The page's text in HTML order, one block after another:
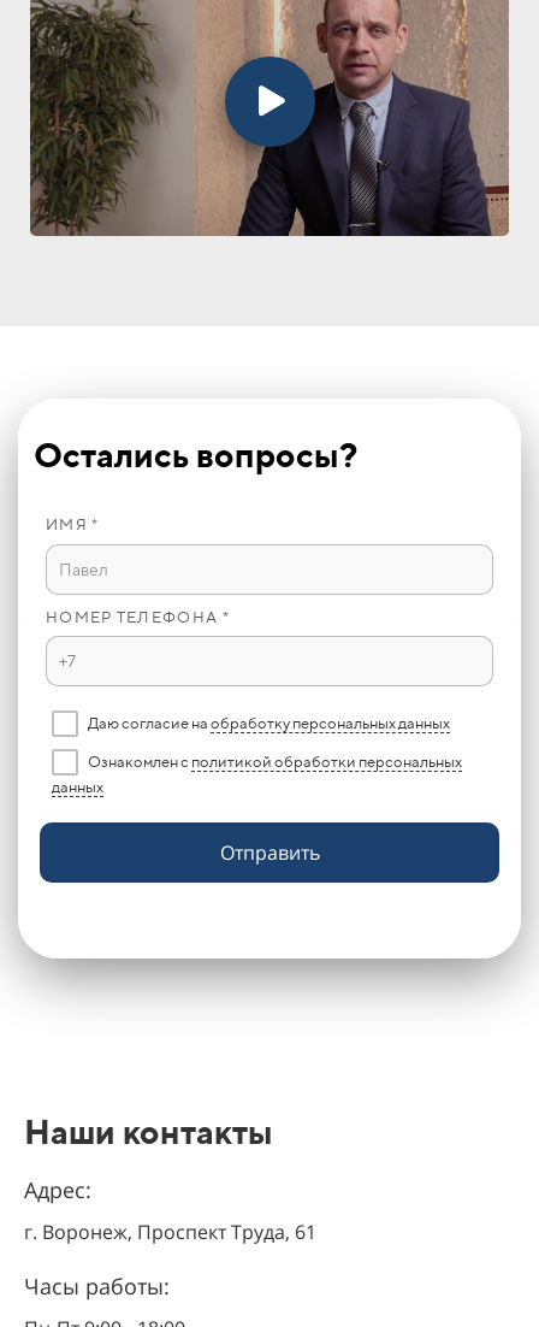
Остались вопросы?
ИМЯ *
НОМЕР ТЕЛЕФОНА *
Даю согласие на обработку персональных данных
Ознакомлен с политикой обработки персональных
данных
Отправить
Наши контакты
Адрес:
г. Воронеж, Проспект Труда, 61
Часы работы: